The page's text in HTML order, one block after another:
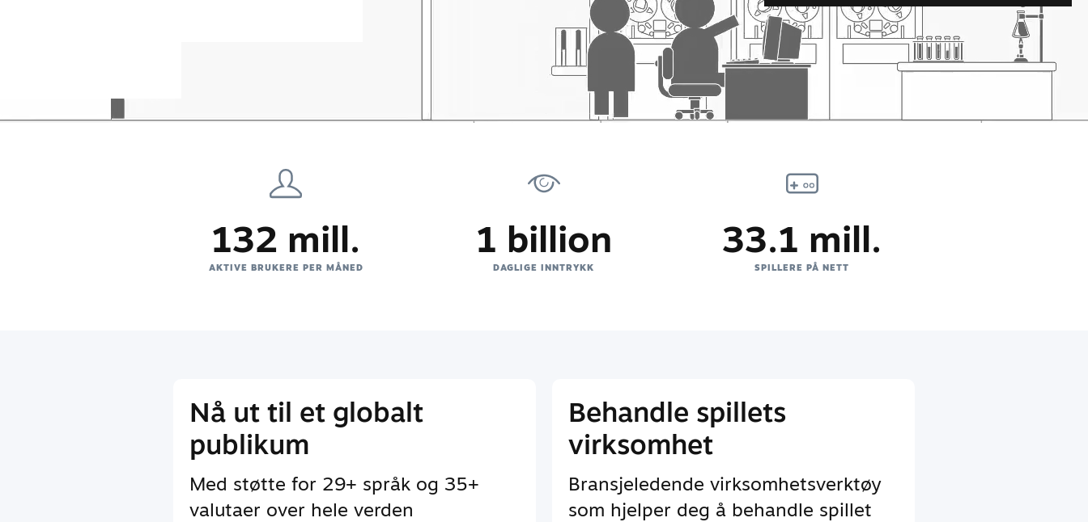
132 mill.
AKTIVE BRUKERE PER MÅNED
1 billion
DAGLIGE INNTRYKK
33.1 mill.
SPILLERE PÅ NETT
Nå ut til et globalt
publikum
Med støtte for 29+ språk og 35+
valutaer over hele verden
Behandle spillets
virksomhet
Bransjeledende virksomhetsverktøy
som hjelper deg å behandle spillet